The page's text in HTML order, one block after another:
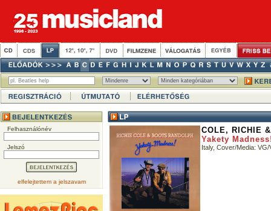
Felhasználónév
Jelszó
elfelejtettem a jelszavam
COLE, RICHIE
Yakety
Italy, Cover/Media: VG/